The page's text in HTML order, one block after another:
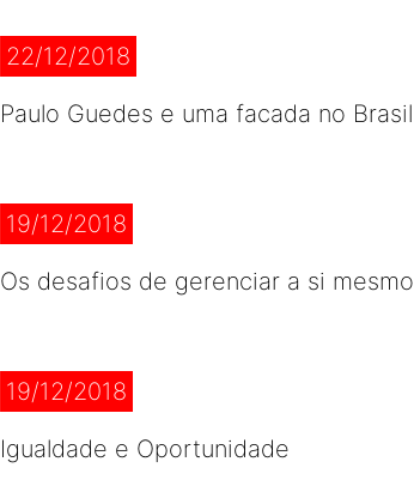
22/12/2018
Paulo Guedes e uma facada no Brasil
19/12/2018
Os desafios de gerenciar a si mesmo
19/12/2018
Igualdade e Oportunidade